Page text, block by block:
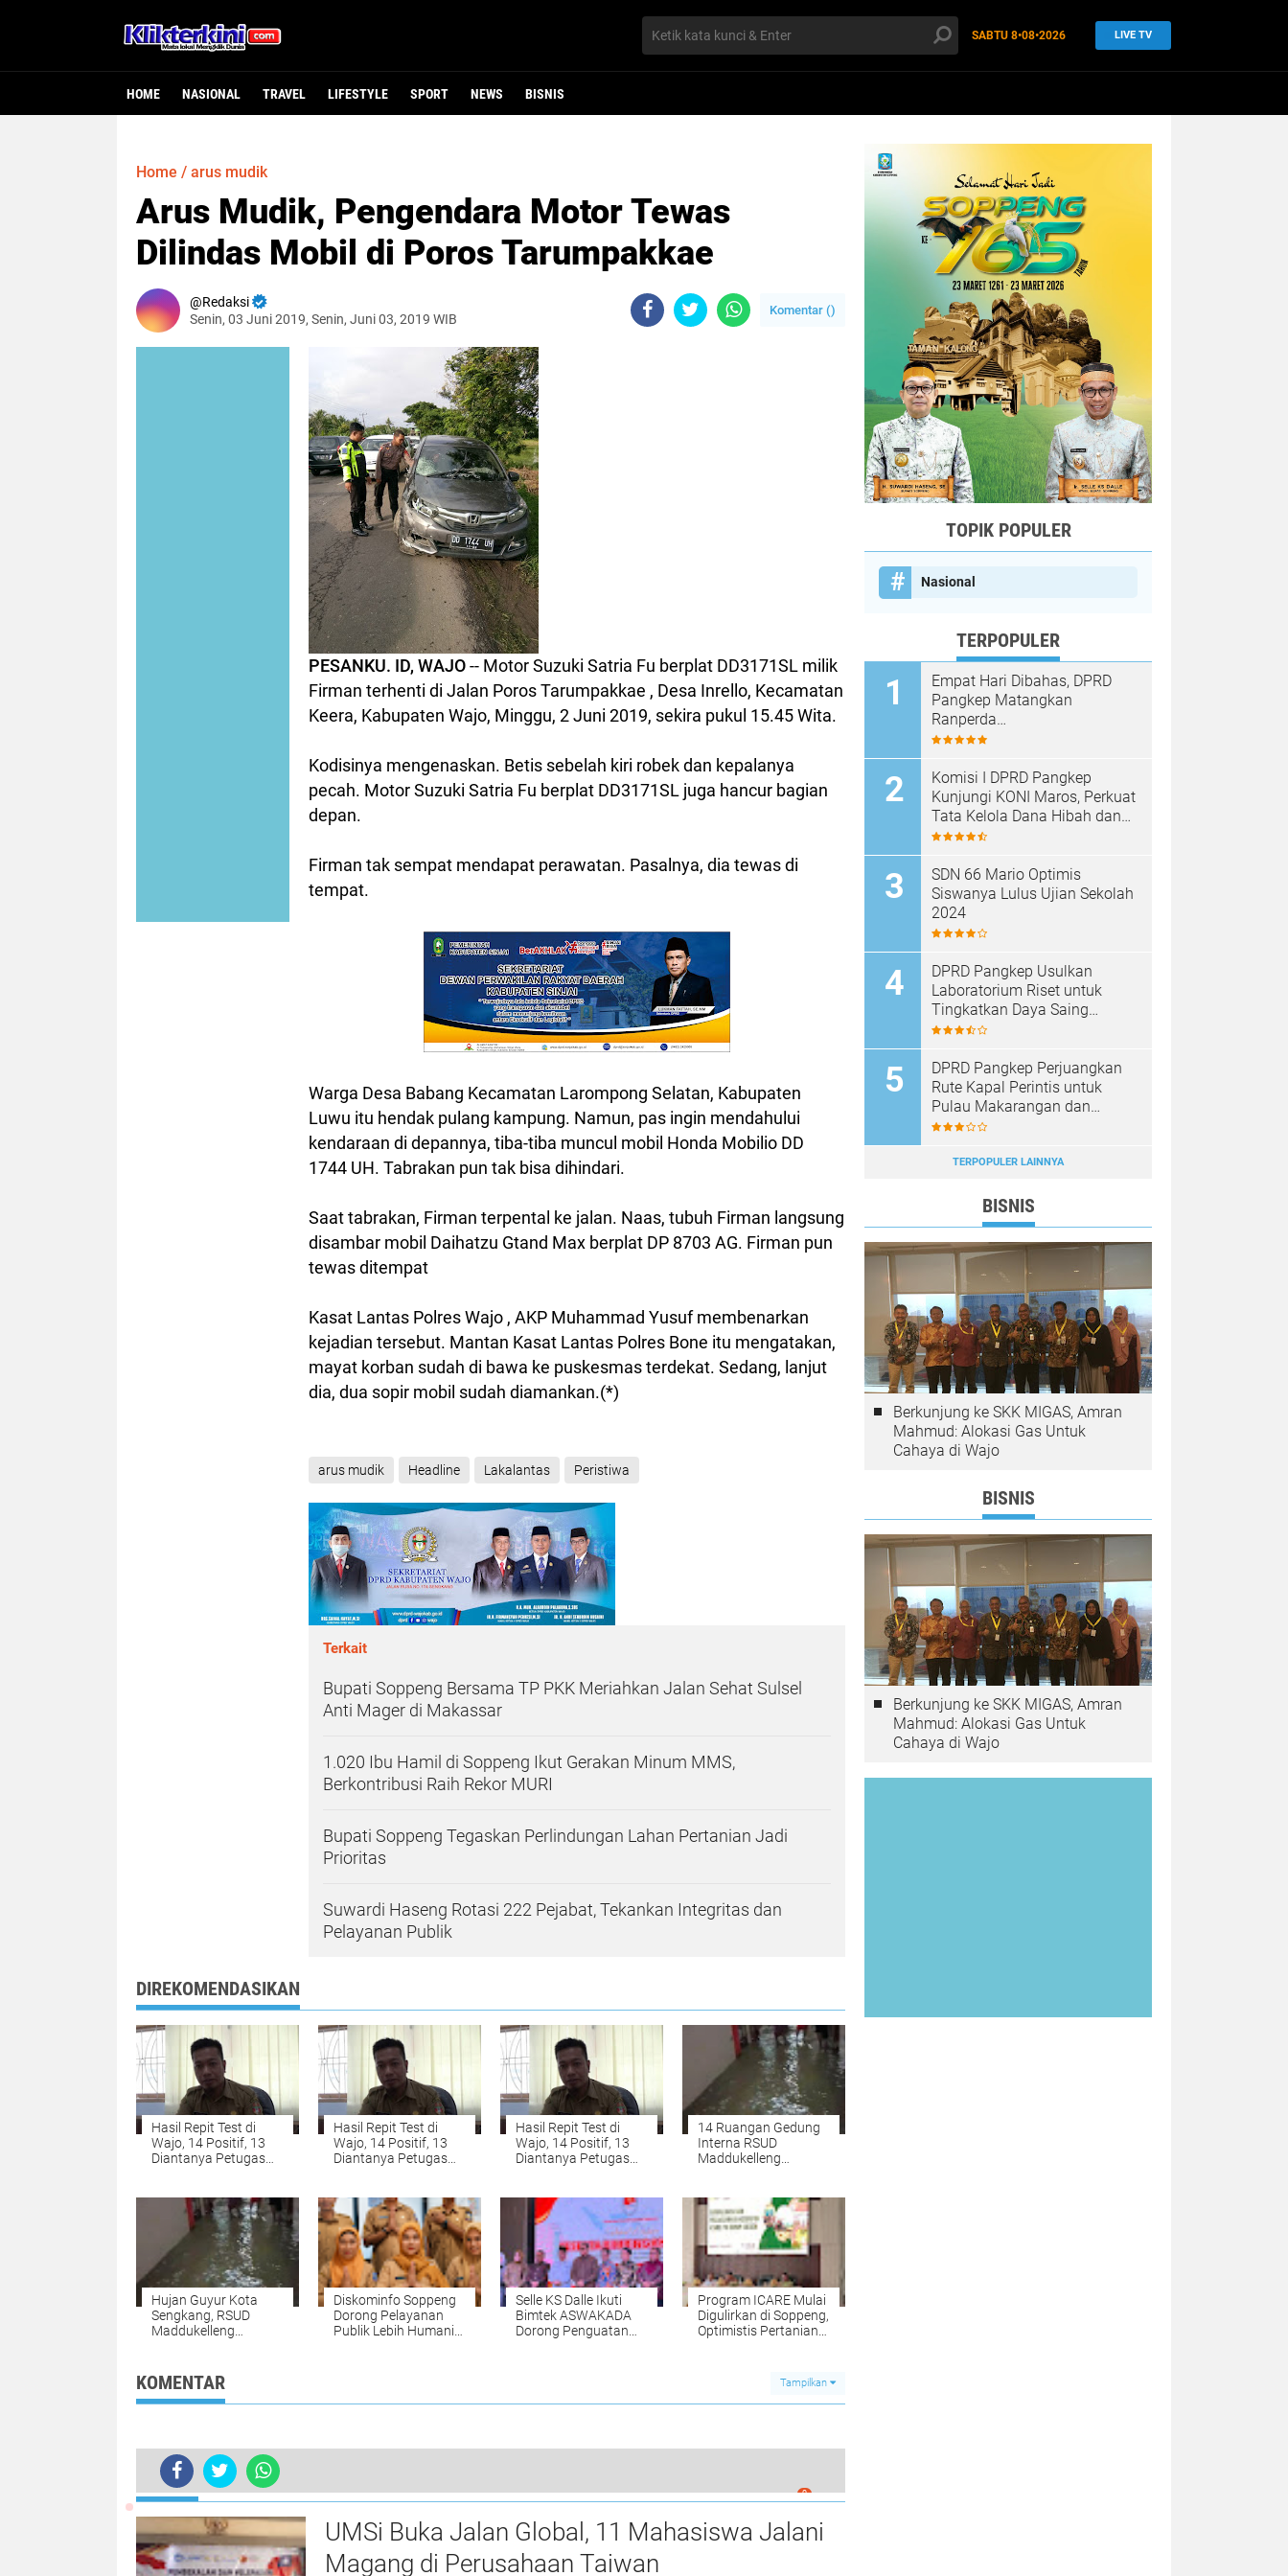
SABTU 8•08•2026 LIVE TV
HOME NASIONAL TRAVEL LIFESTYLE SPORT NEWS BISNIS
Home / arus mudik
Arus Mudik, Pengendara Motor Tewas
Dilindas Mobil di Poros Tarumpakkae
Redaksi
Senin, 03 Juni 2019, Senin, Juni 03, 2019 WIB
Komentar ()
PESANKU. ID, WAJO -- Motor Suzuki Satria Fu berplat DD3171SL milik
Firman terhenti di Jalan Poros Tarumpakkae , Desa Inrello, Kecamatan
Keera, Kabupaten Wajo, Minggu, 2 Juni 2019, sekira pukul 15.45 Wita.
Kodisinya mengenaskan. Betis sebelah kiri robek dan kepalanya
pecah. Motor Suzuki Satria Fu berplat DD3171SL juga hancur bagian
depan.
Firman tak sempat mendapat perawatan. Pasalnya, dia tewas di
tempat.
Warga Desa Babang Kecamatan Larompong Selatan, Kabupaten
Luwu itu hendak pulang kampung. Namun, pas ingin mendahului
kendaraan di depannya, tiba-tiba muncul mobil Honda Mobilio DD
1744 UH. Tabrakan pun tak bisa dihindari.
Saat tabrakan, Firman terpental ke jalan. Naas, tubuh Firman langsung
disambar mobil Daihatzu Gtand Max berplat DP 8703 AG. Firman pun
tewas ditempat
Kasat Lantas Polres Wajo , AKP Muhammad Yusuf membenarkan
kejadian tersebut. Mantan Kasat Lantas Polres Bone itu mengatakan,
mayat korban sudah di bawa ke puskesmas terdekat. Sedang, lanjut
dia, dua sopir mobil sudah diamankan.(*)
arus mudik Headline Lakalantas Peristiwa
Terkait
Bupati Soppeng Bersama TP PKK Meriahkan Jalan Sehat Sulsel
Anti Mager di Makassar
1.020 Ibu Hamil di Soppeng Ikut Gerakan Minum MMS,
Berkontribusi Raih Rekor MURI
Bupati Soppeng Tegaskan Perlindungan Lahan Pertanian Jadi
Prioritas
Suwardi Haseng Rotasi 222 Pejabat, Tekankan Integritas dan
Pelayanan Publik
DIREKOMENDASIKAN
Hasil Repit Test di
Wajo, 14 Positif, 13
Diantanya Petugas
Hasil Repit Test di
Wajo, 14 Positif, 13
Diantanya Petugas
Hasil Repit Test di
Wajo, 14 Positif, 13
Diantanya Petugas
14 Ruangan Gedung
Interna RSUD
Maddukelleng
Hujan Guyur Kota
Sengkang, RSUD
Maddukelleng
Diskominfo Soppeng
Dorong Pelayanan
Publik Lebih Humanis
Selle KS Dalle Ikuti
Bimtek ASWAKADA
Dorong Penguatan
Program ICARE Mulai
Digulirkan di Soppeng,
Optimistis Pertanian
KOMENTAR Tampilkan
Arus Mudik, Pengendara Motor Tewas Dilindas Mobil di Poros Tarumpakkae
0
TERKINI
UMSi Buka Jalan Global, 11 Mahasiswa Jalani
Magang di Perusahaan Taiwan
TOPIK POPULER
Nasional
TERPOPULER
Empat Hari Dibahas, DPRD
Pangkep Matangkan
Ranperda
Pertanggungjawaban APBD
Komisi I DPRD Pangkep
Kunjungi KONI Maros, Perkuat
Tata Kelola Dana Hibah dan
Pembinaan Olahraga
SDN 66 Mario Optimis
Siswanya Lulus Ujian Sekolah
2024
DPRD Pangkep Usulkan
Laboratorium Riset untuk
Tingkatkan Daya Saing
Produk Unggulan
DPRD Pangkep Perjuangkan
Rute Kapal Perintis untuk
Pulau Makarangan dan
Langkoteang
TERPOPULER LAINNYA
BISNIS
Berkunjung ke SKK MIGAS, Amran
Mahmud: Alokasi Gas Untuk
Cahaya di Wajo
BISNIS
Berkunjung ke SKK MIGAS, Amran
Mahmud: Alokasi Gas Untuk
Cahaya di Wajo